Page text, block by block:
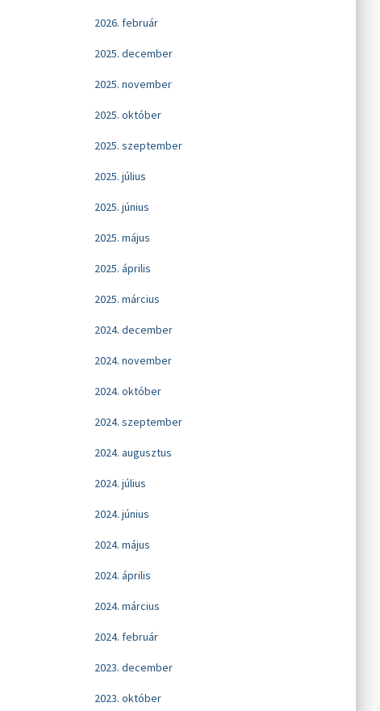
2026. február
2025. december
2025. november
2025. október
2025. szeptember
2025. július
2025. június
2025. május
2025. április
2025. március
2024. december
2024. november
2024. október
2024. szeptember
2024. augusztus
2024. július
2024. június
2024. május
2024. április
2024. március
2024. február
2023. december
2023. október